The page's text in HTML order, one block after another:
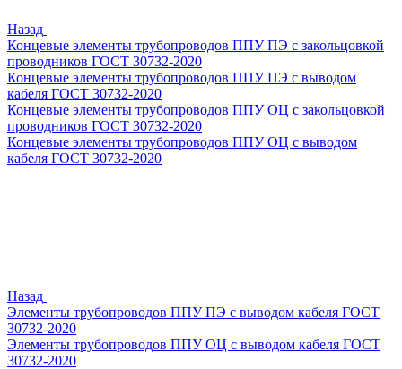
Назад
Концевые элементы трубопроводов ППУ ПЭ с закольцовкой
проводников ГОСТ 30732-2020
Концевые элементы трубопроводов ППУ ПЭ с выводом
кабеля ГОСТ 30732-2020
Концевые элементы трубопроводов ППУ ОЦ с закольцовкой
проводников ГОСТ 30732-2020
Концевые элементы трубопроводов ППУ ОЦ с выводом
кабеля ГОСТ 30732-2020
Назад
Элементы трубопроводов ППУ ПЭ с выводом кабеля ГОСТ
30732-2020
Элементы трубопроводов ППУ ОЦ с выводом кабеля ГОСТ
30732-2020